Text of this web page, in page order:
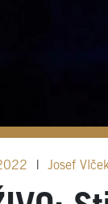
Josef